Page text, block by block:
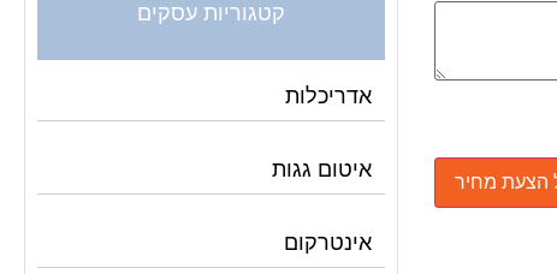
קטגוריות עסקים
אדריכלות
איטום גגות
אינטרקום